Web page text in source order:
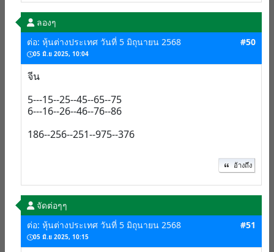
ลองๆ
ต่อ: หุ้นต่างประเทศ วันที่ 5 มิถุนายน 2568
05 มิ.ย 2025, 10:04
#50
จีน
5---15--25--45--65--75
6---16--26--46--76--86
186--256--251--975--376
อ้างถึง
จัดต่อๆๆ
ต่อ: หุ้นต่างประเทศ วันที่ 5 มิถุนายน 2568
05 มิ.ย 2025, 10:15
#51